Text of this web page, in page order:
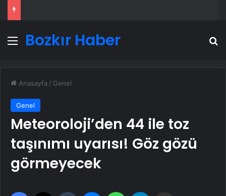
Menü
Bozkır Haber
Anasayfa / Genel
Genel
Meteoroloji’den 44 ile toz
taşınımı uyarısı! Göz gözü
görmeyecek
Facebook Tumblr MessengerWhatsApp